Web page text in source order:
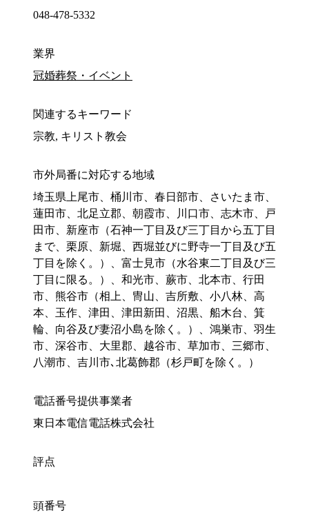
048-478-5332
業界
冠婚葬祭・イベント
関連するキーワード
宗教, キリスト教会
市外局番に対応する地域
埼玉県上尾市、桶川市、春日部市、さいたま市、
蓮田市、北足立郡、朝霞市、川口市、志木市、戸
田市、新座市（石神一丁目及び三丁目から五丁目
まで、栗原、新堀、西堀並びに野寺一丁目及び五
丁目を除く。）、富士見市（水谷東二丁目及び三
丁目に限る。）、和光市、蕨市、北本市、行田
市、熊谷市（相上、冑山、吉所敷、小八林、高
本、玉作、津田、津田新田、沼黒、船木台、箕
輪、向谷及び妻沼小島を除く。）、鴻巣市、羽生
市、深谷市、大里郡、越谷市、草加市、三郷市、
八潮市、吉川市､北葛飾郡（杉戸町を除く。）
電話番号提供事業者
東日本電信電話株式会社
評点
頭番号